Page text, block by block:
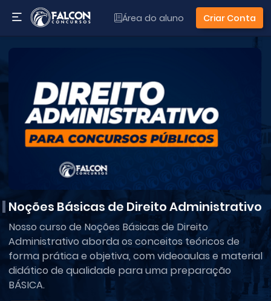
Área do aluno Criar Conta
Noções Básicas de Direito Administrativo
Nosso curso de Noções Básicas de Direito
Administrativo aborda os conceitos teóricos de
forma prática e objetiva, com videoaulas e material
didático de qualidade para uma preparação
BÁSICA.